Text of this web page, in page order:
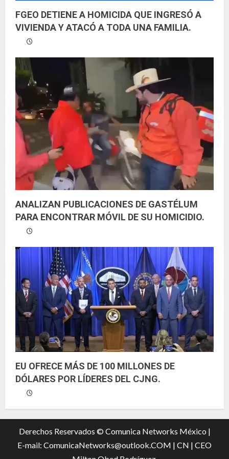
FGEO DETIENE A HOMICIDA QUE INGRESÓ A
VIVIENDA Y ATACÓ A TODA UNA FAMILIA.
ANALIZAN PUBLICACIONES DE GASTÉLUM
PARA ENCONTRAR MÓVIL DE SU HOMICIDIO.
EU OFRECE MÁS DE 100 MILLONES DE
DÓLARES POR LÍDERES DEL CJNG.
Derechos Reservados © Comunica Networks México |
E-mail: ComunicaNetworks@outlook.COM | CN | CEO